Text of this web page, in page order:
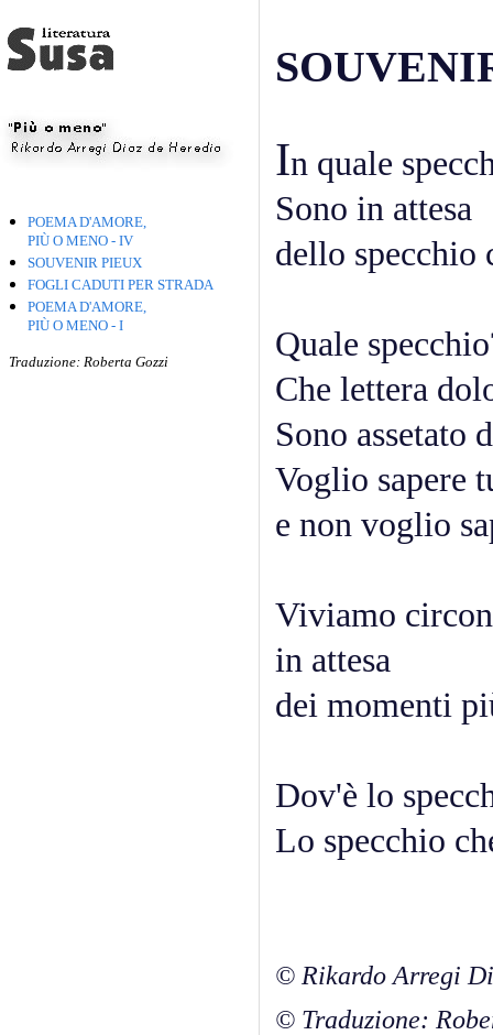
POEMA D'AMORE,
PIÙ O MENO - IV
SOUVENIR PIEUX
FOGLI CADUTI PER STRADA
POEMA D'AMORE,
PIÙ O MENO - I
Traduzione: Roberta Gozzi
In quale
Sono in attesa
dello specchio
Quale
Che lettera
Sono assetato
Voglio sapere
e non voglio
Viviamo
in attesa
dei momenti
Dov'è lo
Lo specchio
© Rikardo Arregi
© Traduzione: